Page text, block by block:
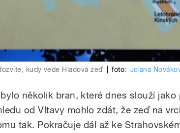
kudy vede Hladová zeď foto: Jolana
několik bran, které dnes slouží
od Vltavy mohlo zdát, že zeď na
tak. Pokračuje dál až ke